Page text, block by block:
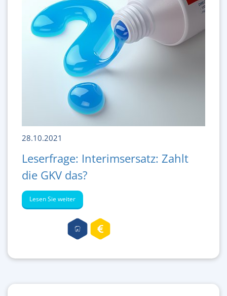
28.10.2021
Leserfrage: Interimsersatz: Zahlt
die GKV das?
Lesen Sie weiter